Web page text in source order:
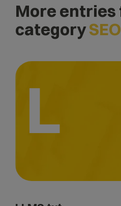
More entries
category
L